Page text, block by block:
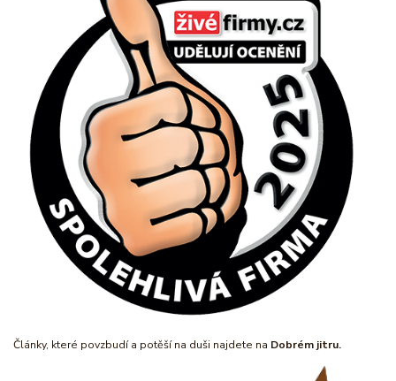
Články, které povzbudí a potěší na duši najdete na Dobrém jitru.